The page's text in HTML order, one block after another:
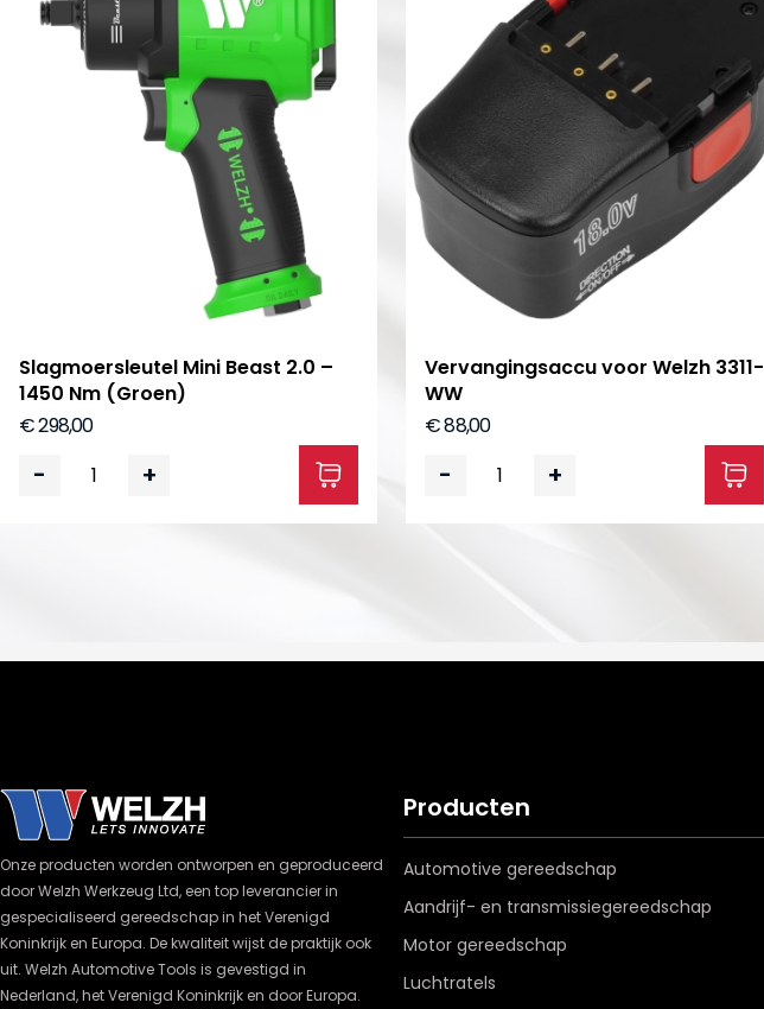
Slagmoersleutel Mini Beast 2.0 –
1450 Nm (Groen)
€ 298,00
- +
Vervangingsaccu voor Welzh 3311-
WW
€ 88,00
- +
Onze producten worden ontworpen en geproduceerd
door Welzh Werkzeug Ltd, een top leverancier in
gespecialiseerd gereedschap in het Verenigd
Koninkrijk en Europa. De kwaliteit wijst de praktijk ook
uit. Welzh Automotive Tools is gevestigd in
Nederland, het Verenigd Koninkrijk en door Europa.
Producten
Automotive gereedschap
Aandrijf- en transmissiegereedschap
Motor gereedschap
Luchtratels